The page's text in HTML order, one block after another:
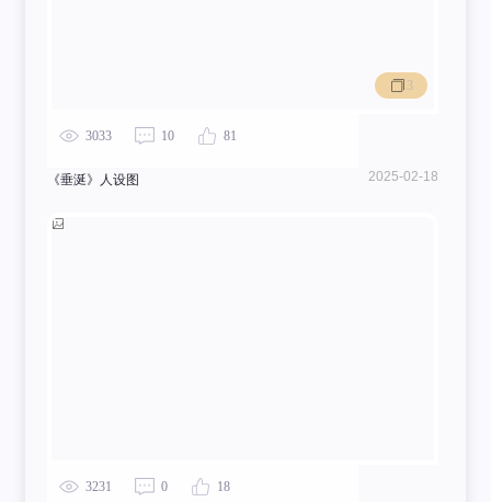
3033 10 81
《垂涎》人设图 2025-02-18
3
3231 0 18